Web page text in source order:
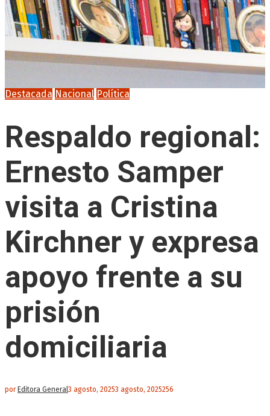
Destacada Nacional Política
Respaldo regional:
Ernesto Samper
visita a Cristina
Kirchner y expresa
apoyo frente a su
prisión
domiciliaria
porEditora General3 agosto, 20253 agosto, 2025256